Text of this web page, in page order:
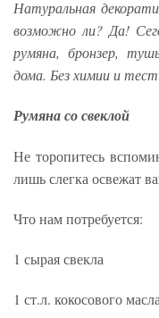
Натуральная
возможно ли? Да!
румяна, бронзер,
дома. Без химии и
Румяна со свеклой
Не торопитесь
лишь слегка освежат
Что нам потребуется:
1 сырая свекла
1 ст.л. кокосового масла